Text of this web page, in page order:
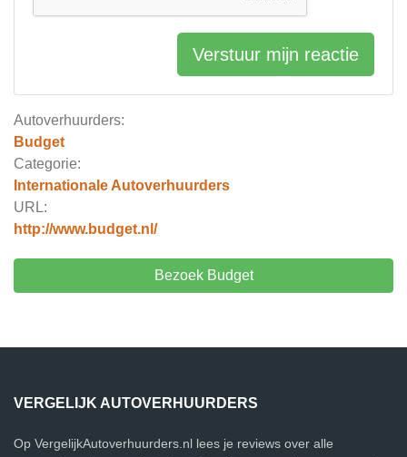
Autoverhuurders:
Budget
Categorie:
Internationale Autoverhuurders
URL:
http://www.budget.nl/
Bezoek Budget
Verstuur mijn reactie
VERGELIJK AUTOVERHUURDERS
Op VergelijkAutoverhuurders.nl lees je reviews over alle